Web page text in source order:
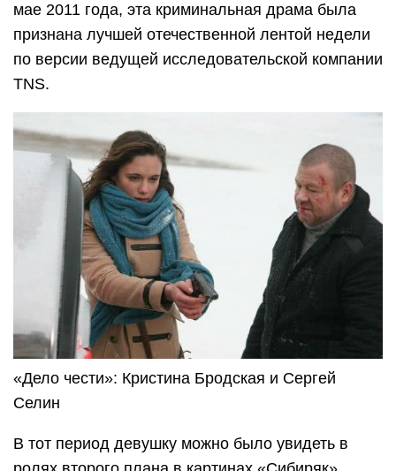
мае 2011 года, эта криминальная драма была
признана лучшей отечественной лентой недели
по версии ведущей исследовательской компании
ТNS.
«Дело чести»: Кристина Бродская и Сергей
Селин
В тот период девушку можно было увидеть в